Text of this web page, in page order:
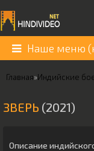
Наше меню
Главная»Индийские
ЗВЕРЬ (2021)
Описание